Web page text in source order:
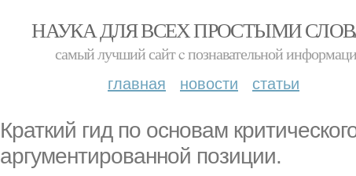
НАУКА ДЛЯ ВСЕХ ПРОСТЫМИ
самый лучший сайт c познавательной
главная новости статьи
Краткий гид по основам
аргументированной позиции.